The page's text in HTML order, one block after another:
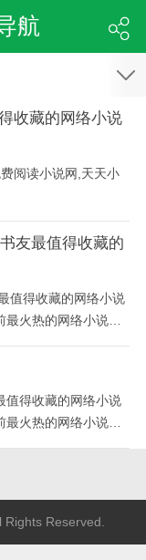
航
收藏的网络小说
阅读小说网,天天小
友最值得收藏的
值得收藏的网络小说
火热的网络小说，
网。
值得收藏的网络小说
最火热的网络小说，
新章节，是广大网络
Rights Reserved.